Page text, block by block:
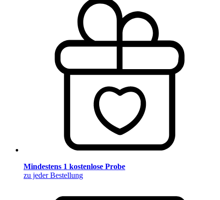
Mindestens 1 kostenlose Probe
zu jeder Bestellung